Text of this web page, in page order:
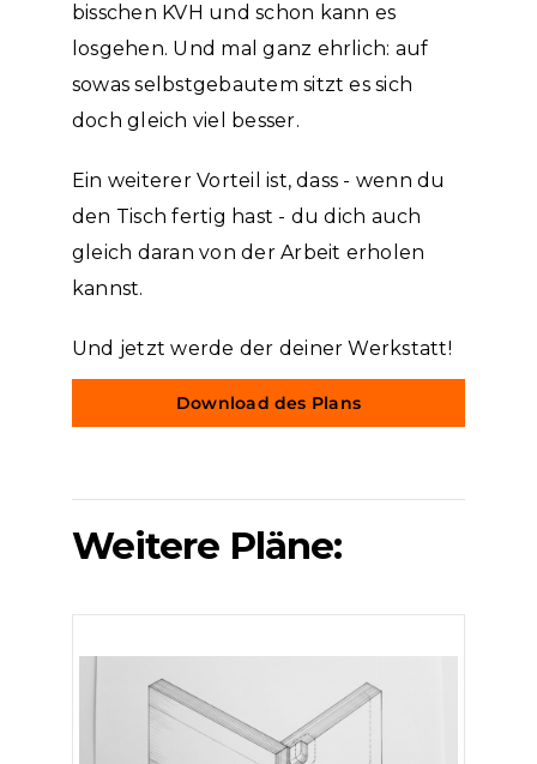
bisschen KVH und schon kann es
losgehen. Und mal ganz ehrlich: auf
sowas selbstgebautem sitzt es sich
doch gleich viel besser.
Ein weiterer Vorteil ist, dass - wenn du
den Tisch fertig hast - du dich auch
gleich daran von der Arbeit erholen
kannst.
Und jetzt werde der deiner Werkstatt!
Download des Plans
Weitere Pläne: